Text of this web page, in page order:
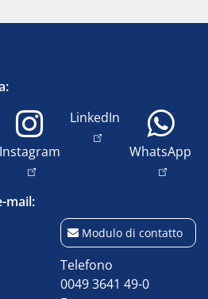
Instagram
LinkedIn
WhatsApp
mail:
Modulo di contatto
Telefono
0049 3641 49-0